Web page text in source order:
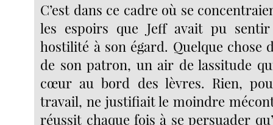
C’est dans ce cadre où se
les espoirs que Jeff avait pu
hostilité à son égard. Quelque chose
de son patron, un air de lassitude
cœur au bord des lèvres. Rien,
travail, ne justifiait le moindre
réussit chaque fois à se persuader